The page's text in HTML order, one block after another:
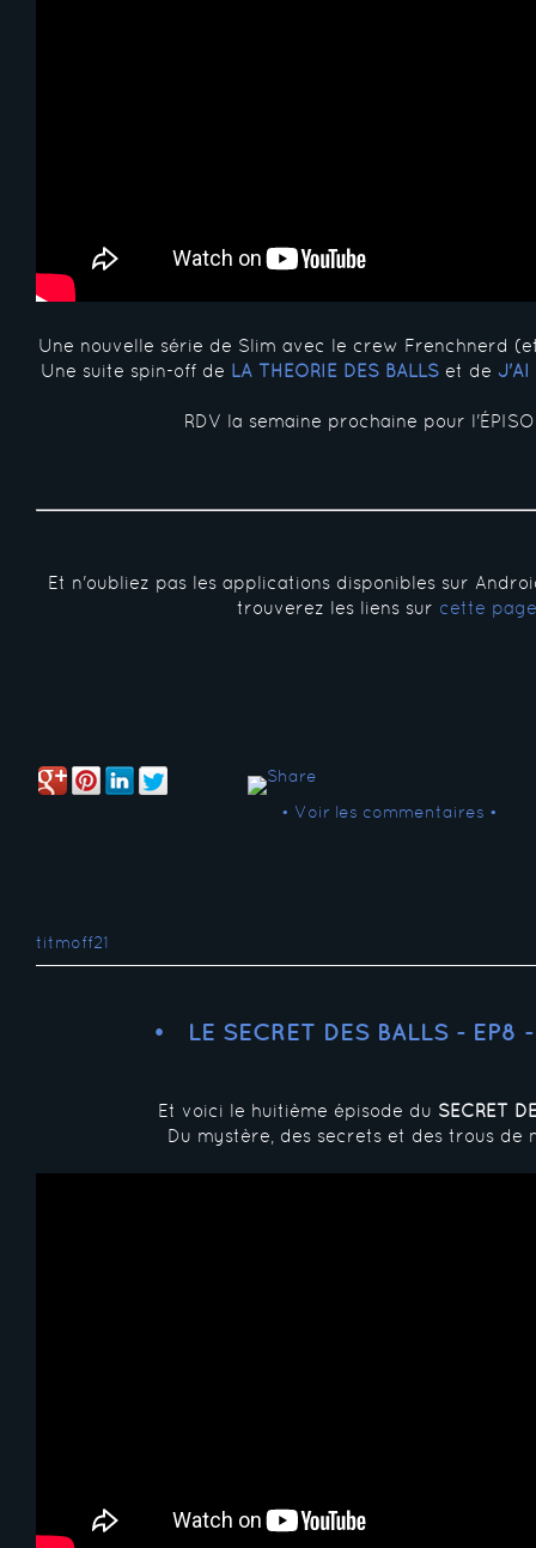
Une nouvelle série de Slim avec le crew Frenchnerd
Une suite spin-off de LA THÉORIE DES BALLS et de J'AI
RDV la semaine prochaine pour
Et n'oubliez pas les applications disponibles sur
trouverez les liens sur cette page
• Voir les commentaires •
titmoff21
LE SECRET DES BALLS - EP8
Et voici le huitième épisode du SECRET
Du mystère, des secrets et des trous de